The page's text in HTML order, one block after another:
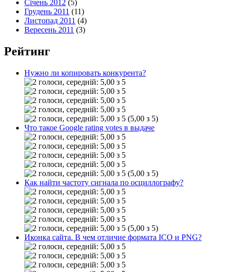
Січень 2012 (5)
Грудень 2011 (11)
Листопад 2011 (4)
Вересень 2011 (3)
Рейтинг
Нужно ли копировать конкурента?
(5,00 з 5)
Что такое Google rating votes в выдаче
(5,00 з 5)
Как найти частоту сигнала по осциллографу?
(5,00 з 5)
Иконка сайта. В чем отличие формата ICO и PNG?